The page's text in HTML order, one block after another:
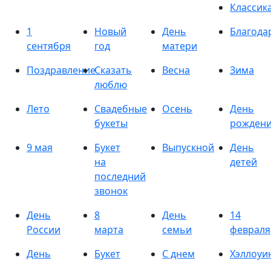
1
сентября
Новый
год
День
матери
ПоздравлениеСказать
люблю
Весна Зима
Лето
Свадебные
букеты
Осень
День
9 мая
Букет
на
последний
звонок
Выпускной
День
детей
День
России
8
марта
День
семьи
14
февраля
День
Букет
С днем